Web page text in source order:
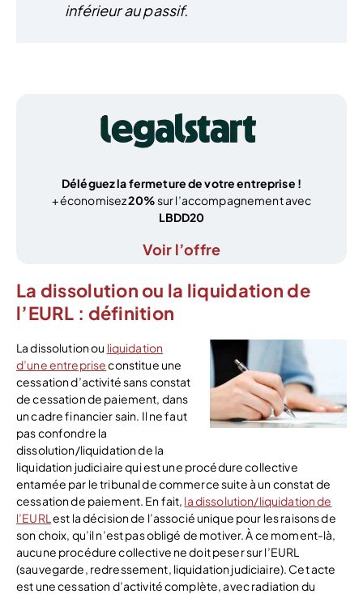
inférieur au passif.
Déléguez la fermeture de votre entreprise !
+ économisez20%sur l’accompagnement avec
LBDD20
Voir l’offre
La dissolution ou la liquidation de
l’EURL : définition
La dissolution ou liquidation
d’une entrepriseconstitue une
cessation d’activité sans constat
de cessation de paiement, dans
un cadre financier sain. Il ne faut
pas confondre la
dissolution/liquidation de la
liquidation judiciaire qui est une procédure collective
entamée par le tribunal de commerce suite à un constat de
cessation de paiement. En fait, la dissolution/liquidation de
l’EURL est la décision de l’associé unique pour les raisons de
son choix, qu’il n’est pas obligé de motiver. À ce moment-là,
aucune procédure collective ne doit peser sur l’EURL
(sauvegarde, redressement, liquidation judiciaire). Cet acte
est une cessation d’activité complète, avec radiation du